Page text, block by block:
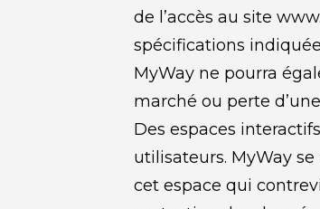
de l’accès au site
spécifications
MyWay ne pourra
marché ou perte
Des espaces
utilisateurs. MyWay
cet espace qui